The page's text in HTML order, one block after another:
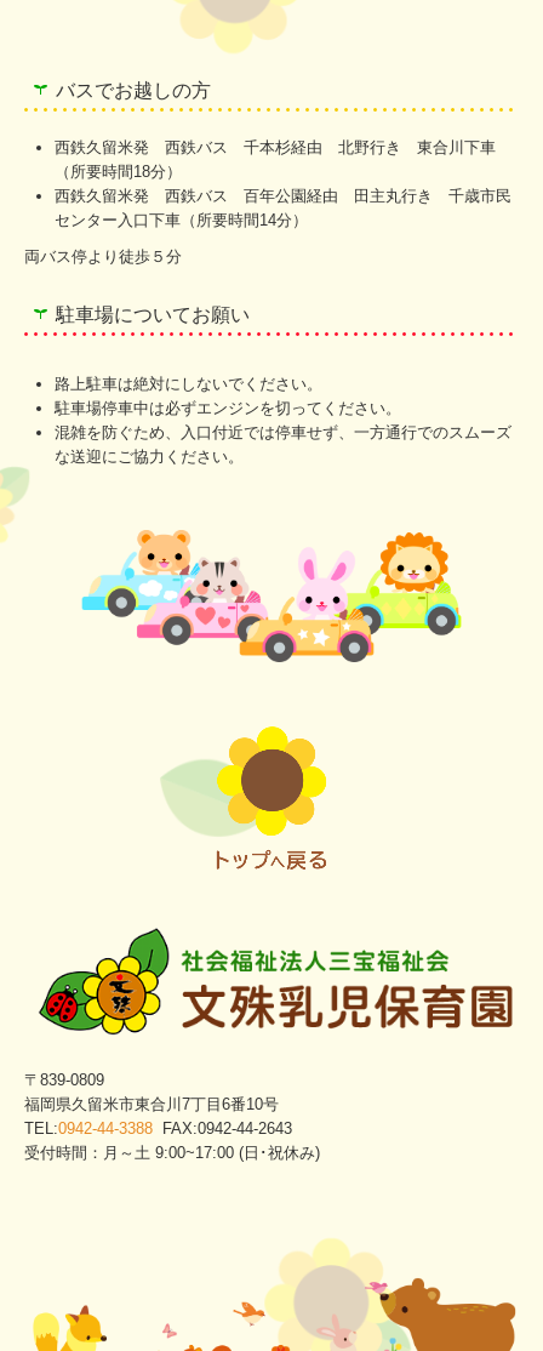
個人情報保護方針
バスでお越しの方
西鉄久留米発 西鉄バス 千本杉経由 北野行き 東合川下車
（所要時間18分）
西鉄久留米発 西鉄バス 百年公園経由 田主丸行き 千歳市民
センター入口下車（所要時間14分）
両バス停より徒歩５分
駐車場についてお願い
路上駐車は絶対にしないでください。
駐車場停車中は必ずエンジンを切ってください。
混雑を防ぐため、入口付近では停車せず、一方通行でのスムーズ
な送迎にご協力ください。
〒839-0809
福岡県久留米市東合川7丁目6番10号
TEL:0942-44-3388 FAX:0942-44-2643
受付時間：月～土 9:00~17:00 (日･祝休み)